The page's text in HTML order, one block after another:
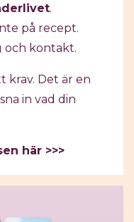
.
på recept.
och kontakt.
krav. Det är en
in vad din
här >>>